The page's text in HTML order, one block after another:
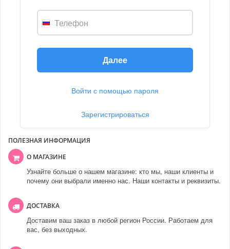
Телефон
Далее
Войти с помощью пароля
Зарегистрироваться
ПОЛЕЗНАЯ ИНФОРМАЦИЯ
О МАГАЗИНЕ
Узнайте больше о нашем магазине: кто мы, наши клиенты и
почему они выбрали именно нас. Наши контакты и реквизиты.
ДОСТАВКА
Доставим ваш заказ в любой регион России. Работаем для
вас, без выходных.